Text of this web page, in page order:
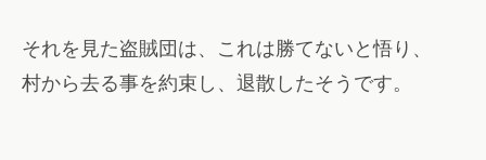
それを見た盗賊団は、これは勝てないと悟り、
村から去る事を約束し、退散したそうです。